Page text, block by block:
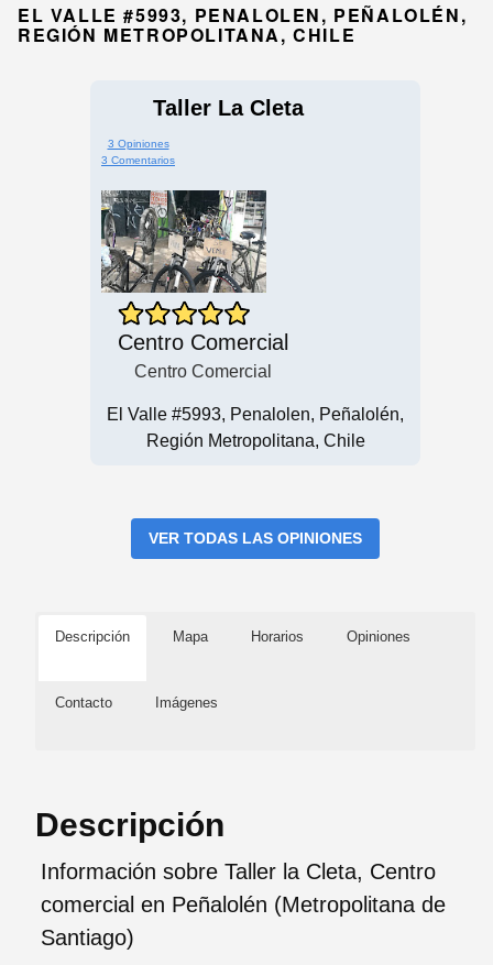
EL VALLE #5993, PENALOLEN, PEÑALOLÉN,
REGIÓN METROPOLITANA, CHILE
Taller La Cleta
3 Opiniones
3 Comentarios
Centro Comercial
Centro Comercial
El Valle #5993, Penalolen, Peñalolén,
Región Metropolitana, Chile
VER TODAS LAS OPINIONES
Descripción Mapa Horarios Opiniones
Contacto Imágenes
Descripción
Información sobre Taller la Cleta, Centro
comercial en Peñalolén (Metropolitana de
Santiago)